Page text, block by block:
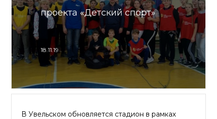
проекта «Детский спорт»
18.11.19
В Увельском обновляется стадион в рамках